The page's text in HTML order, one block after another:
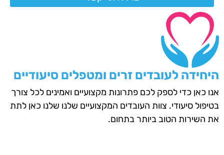
היחידה לעובדים זרים ומטפלים סיעודיים
אנו כאן כדי לספק לכם פתרונות מקצועיים ואמינים לכל צורך
בטיפול סיעודי. צוות העובדים המקצועיים שלנו שלנו כאן לתת
את השירות הטוב ביותר בתחום.